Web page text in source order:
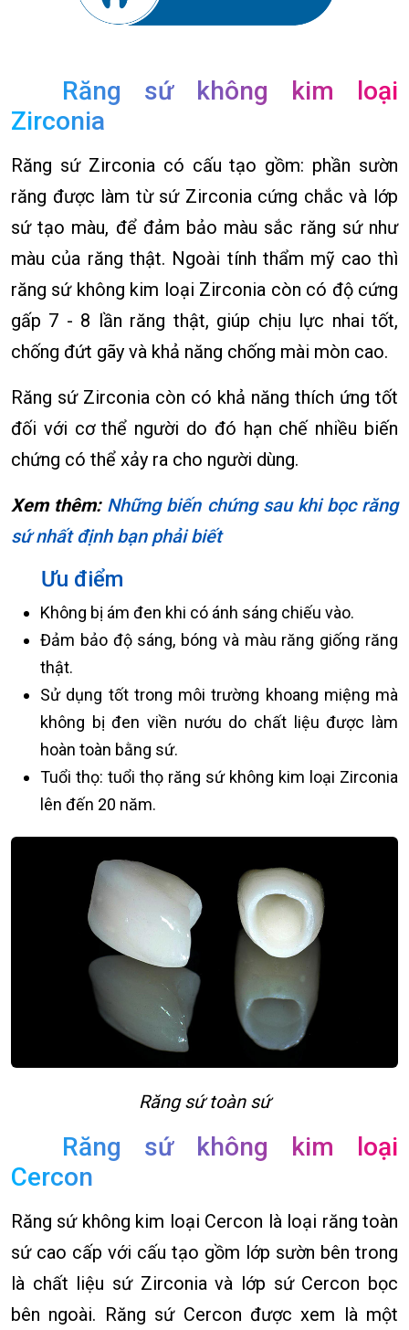
Răng sứ không kim loại
Zirconia
Răng sứ Zirconia có cấu tạo gồm: phần sườn
răng được làm từ sứ Zirconia cứng chắc và lớp
sứ tạo màu, để đảm bảo màu sắc răng sứ như
màu của răng thật. Ngoài tính thẩm mỹ cao thì
răng sứ không kim loại Zirconia còn có độ cứng
gấp 7 - 8 lần răng thật, giúp chịu lực nhai tốt,
chống đứt gãy và khả năng chống mài mòn cao.
Răng sứ Zirconia còn có khả năng thích ứng tốt
đối với cơ thể người do đó hạn chế nhiều biến
chứng có thể xảy ra cho người dùng.
Xem thêm: Những biến chứng sau khi bọc răng
sứ nhất định bạn phải biết
Ưu điểm
Không bị ám đen khi có ánh sáng chiếu vào.
Đảm bảo độ sáng, bóng và màu răng giống răng
thật.
Sử dụng tốt trong môi trường khoang miệng mà
không bị đen viền nướu do chất liệu được làm
hoàn toàn bằng sứ.
Tuổi thọ: tuổi thọ răng sứ không kim loại Zirconia
lên đến 20 năm.
Răng sứ toàn sứ
Răng sứ không kim loại
Cercon
Răng sứ không kim loại Cercon là loại răng toàn
sứ cao cấp với cấu tạo gồm lớp sườn bên trong
là chất liệu sứ Zirconia và lớp sứ Cercon bọc
bên ngoài. Răng sứ Cercon được xem là một